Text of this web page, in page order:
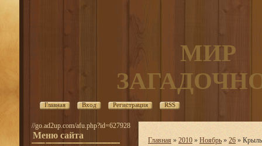
МИР
Главная Вход Регистрация RSS
//go.ad2up.com/afu.php?id=627928
Меню сайта Главная » 2010 » Ноябрь » 26 »